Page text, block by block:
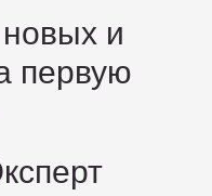
и
первую